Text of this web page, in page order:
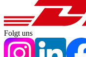
Folgt uns